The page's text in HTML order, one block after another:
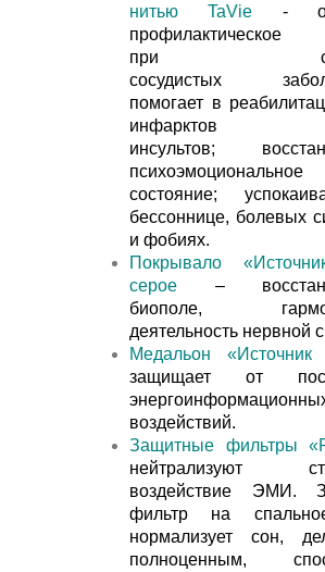
нитью TaVie -
профилактическое
при
сосудистых
помогает в
инсультов;
психоэмоциональное
состояние;
бессоннице, болевых
и фобиях.
Покрывало
серое
–
биополе,
деятельность нервной
Медальон «Источник
защищает от
воздействий.
Защитные фильтры
нейтрализуют
воздействие ЭМИ.
фильтр на
нормализует сон,
полноценным,